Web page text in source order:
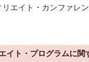
リエイト・カンファレ
イト・プログラムに関